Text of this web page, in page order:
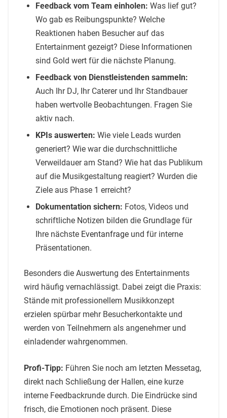
Feedback vom Team einholen: Was lief gut?
Wo gab es Reibungspunkte? Welche
Reaktionen haben Besucher auf das
Entertainment gezeigt? Diese Informationen
sind Gold wert für die nächste Planung.
Feedback von Dienstleistenden sammeln:
Auch Ihr DJ, Ihr Caterer und Ihr Standbauer
haben wertvolle Beobachtungen. Fragen Sie
aktiv nach.
KPIs auswerten: Wie viele Leads wurden
generiert? Wie war die durchschnittliche
Verweildauer am Stand? Wie hat das Publikum
auf die Musikgestaltung reagiert? Wurden die
Ziele aus Phase 1 erreicht?
Dokumentation sichern: Fotos, Videos und
schriftliche Notizen bilden die Grundlage für
Ihre nächste Eventanfrage und für interne
Präsentationen.
Besonders die Auswertung des Entertainments
wird häufig vernachlässigt. Dabei zeigt die Praxis:
Stände mit professionellem Musikkonzept
erzielen spürbar mehr Besucherkontakte und
werden von Teilnehmern als angenehmer und
einladender wahrgenommen.
Profi-Tipp: Führen Sie noch am letzten Messetag,
direkt nach Schließung der Hallen, eine kurze
interne Feedbackrunde durch. Die Eindrücke sind
frisch, die Emotionen noch präsent. Diese